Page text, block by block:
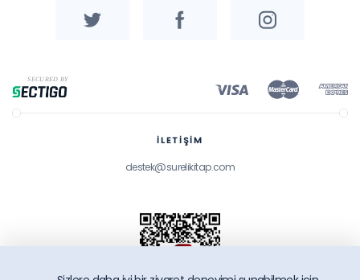
İLETİŞİM
destek@surelikitap.com